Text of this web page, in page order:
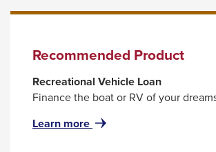
items.
Recommended Product
Recreational Vehicle Loan
Finance the boat or RV of your
Learn more